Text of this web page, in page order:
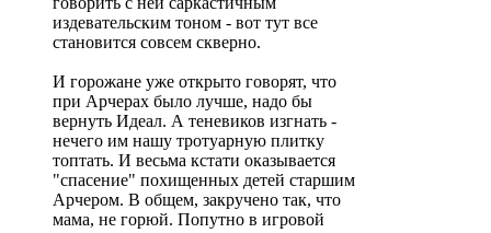
издевательским тоном - вот тут все
становится совсем скверно.
И горожане уже открыто говорят, что
при Арчерах было лучше, надо бы
вернуть Идеал. А теневиков изгнать -
нечего им нашу тротуарную плитку
топтать. И весьма кстати оказывается
"спасение" похищенных детей старшим
Арчером. В общем, закручено так, что
мама, не горюй. Попутно в игровой